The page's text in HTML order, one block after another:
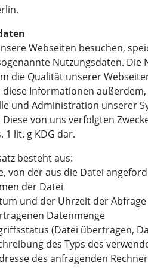
Webseiten besuchen,
Nutzungsdaten. Die
die Qualität unserer
Informationen
und Administration unserer
von uns verfolgten
1 lit. g KDG dar.
besteht aus:
von der aus die Datei
der Datei
und der Uhrzeit der Abfrage
Datenmenge
(Datei übertragen,
des Typs des
des anfragenden